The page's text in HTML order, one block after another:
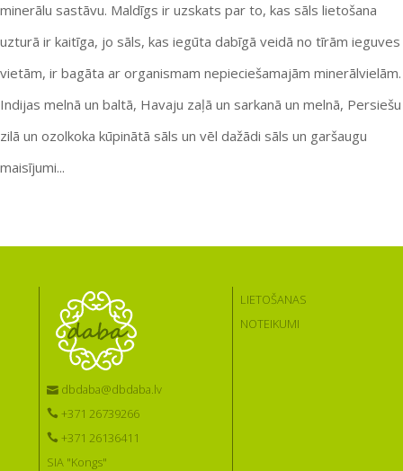
minerālu sastāvu. Maldīgs ir uzskats par to, kas sāls lietošana
uzturā ir kaitīga, jo sāls, kas iegūta dabīgā veidā no tīrām ieguves
vietām, ir bagāta ar organismam nepieciešamajām minerālvielām.
Indijas melnā un baltā, Havaju zaļā un sarkanā un melnā, Persiešu
zilā un ozolkoka kūpinātā sāls un vēl dažādi sāls un garšaugu
maisījumi...
dbdaba@dbdaba.lv
+371 26739266
+371 26136411
SIA "Kongs"
LIETOŠANAS
NOTEIKUMI